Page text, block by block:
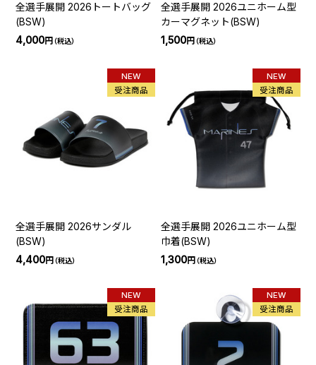
全選手展開 2026トートバッグ
(BSW)
4,000円（税込）
全選手展開 2026ユニホーム型
カーマグネット(BSW)
1,500円（税込）
NEW
受注商品
全選手展開 2026サンダル
(BSW)
4,400円（税込）
NEW
受注商品
全選手展開 2026ユニホーム型
巾着(BSW)
1,300円（税込）
NEW
受注商品
NEW
受注商品